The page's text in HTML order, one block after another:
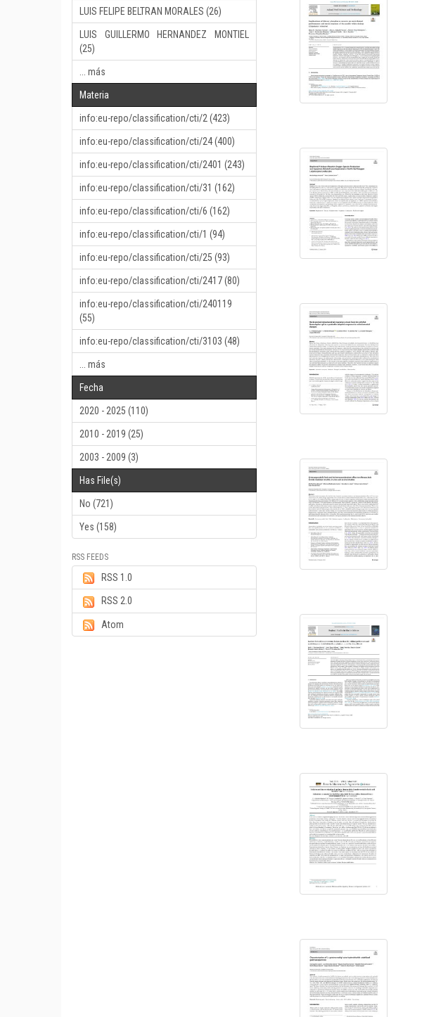
LUIS FELIPE BELTRAN MORALES (26)
LUIS GUILLERMO HERNANDEZ MONTIEL
(25)
... más
Materia
info:eu-repo/classification/cti/2 (423)
info:eu-repo/classification/cti/24 (400)
info:eu-repo/classification/cti/2401 (243)
info:eu-repo/classification/cti/31 (162)
info:eu-repo/classification/cti/6 (162)
info:eu-repo/classification/cti/1 (94)
info:eu-repo/classification/cti/25 (93)
info:eu-repo/classification/cti/2417 (80)
info:eu-repo/classification/cti/240119
(55)
info:eu-repo/classification/cti/3103 (48)
... más
Fecha
2020 - 2025 (110)
2010 - 2019 (25)
2003 - 2009 (3)
Has File(s)
No (721)
Yes (158)
RSS FEEDS
RSS 1.0
RSS 2.0
Atom